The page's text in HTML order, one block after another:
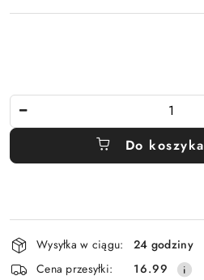
Do koszyka
Wyślij
Dostępność
i
Wysyłka w ciągu:
24 godziny
Cena przesyłki:
16.99